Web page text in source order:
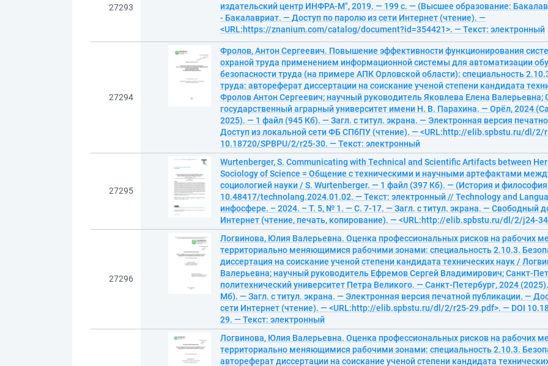
27293
издательский центр ИНФРА-М", 2019. — 199 с. — (Высшее образование:
- Бакалавриат. — Доступ по паролю из сети Интернет (чтение). —
<URL:https://znanium.com/catalog/document?id=354421>. — Текст: электронный
27294
Фролов, Антон Сергеевич. Повышение эффективности функционирования
охраной труда применением информационной системы для автоматизации
безопасности труда (на примере АПК Орловской области): специальность
труда: автореферат диссертации на соискание ученой степени кандидата
Фролов Антон Сергеевич; научный руководитель Яковлева Елена Валерьевна;
государственный аграрный университет имени Н. В. Парахина. — Орёл, 2024
2025). — 1 файл (945 Кб). — Загл. с титул. экрана. — Электронная версия
Доступ из локальной сети ФБ СПбПУ (чтение). — <URL:http://elib.spbstu.ru/dl/2/
10.18720/SPBPU/2/r25-30. — Текст: электронный
27295
Wurtenberger, S. Communicating with Technical and Scientific Artifacts between
Sociology of Science = Общение с техническими и научными артефактами
социологией науки / S. Wurtenberger. — 1 файл (397 Кб). — (История и
10.48417/technolang.2024.01.02. — Текст: электронный // Technology and
инфосфере. – 2024. – Т. 5, № 1. — С. 7-17. — Загл. с титул. экрана. — Свободный
Интернет (чтение, печать, копирование). — <URL:http://elib.spbstu.ru/dl/2/j24-
27296
Логвинова, Юлия Валерьевна. Оценка профессиональных рисков на рабочих
территориально меняющимися рабочими зонами: специальность 2.10.3.
диссертация на соискание ученой степени кандидата технических наук /
Валерьевна; научный руководитель Ефремов Сергей Владимирович; Санкт-
политехнический университет Петра Великого. — Санкт-Петербург, 2024
Мб). — Загл. с титул. экрана. — Электронная версия печатной публикации. —
сети Интернет (чтение). — <URL:http://elib.spbstu.ru/dl/2/r25-29.pdf>. — DOI
29. — Текст: электронный
Логвинова, Юлия Валерьевна. Оценка профессиональных рисков на рабочих
территориально меняющимися рабочими зонами: специальность 2.10.3.
автореферат диссертации на соискание ученой степени кандидата